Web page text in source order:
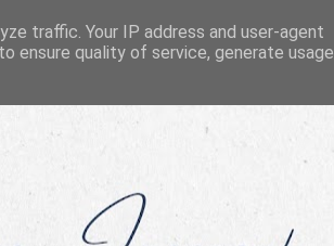
traffic. Your IP address and user-agent
ensure quality of service, generate usage